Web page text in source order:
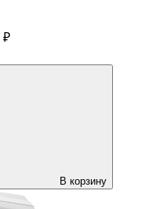
₽
В корзину